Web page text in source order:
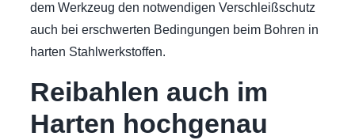
dem Werkzeug den notwendigen Verschleißschutz
auch bei erschwerten Bedingungen beim Bohren in
harten Stahlwerkstoffen.
Reibahlen auch im
Harten hochgenau